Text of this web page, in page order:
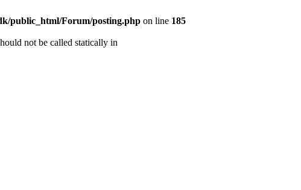
public_html/Forum/posting.php on line 185
not be called statically in